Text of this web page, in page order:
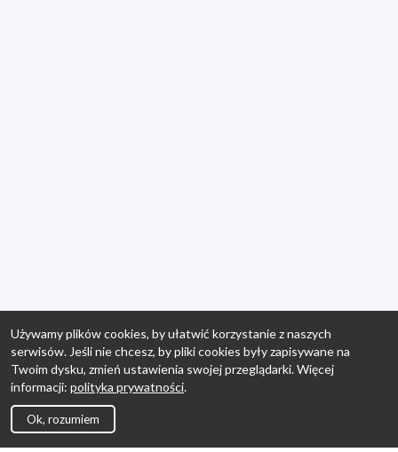
Używamy plików cookies, by ułatwić korzystanie z naszych
serwisów. Jeśli nie chcesz, by pliki cookies były zapisywane na
Twoim dysku, zmień ustawienia swojej przeglądarki. Więcej
informacji: polityka prywatności.
Ok, rozumiem